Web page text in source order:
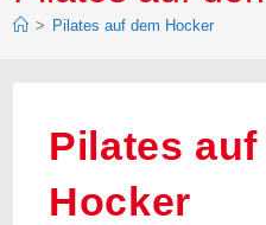
> Pilates auf dem Hocker
Pilates auf
Hocker